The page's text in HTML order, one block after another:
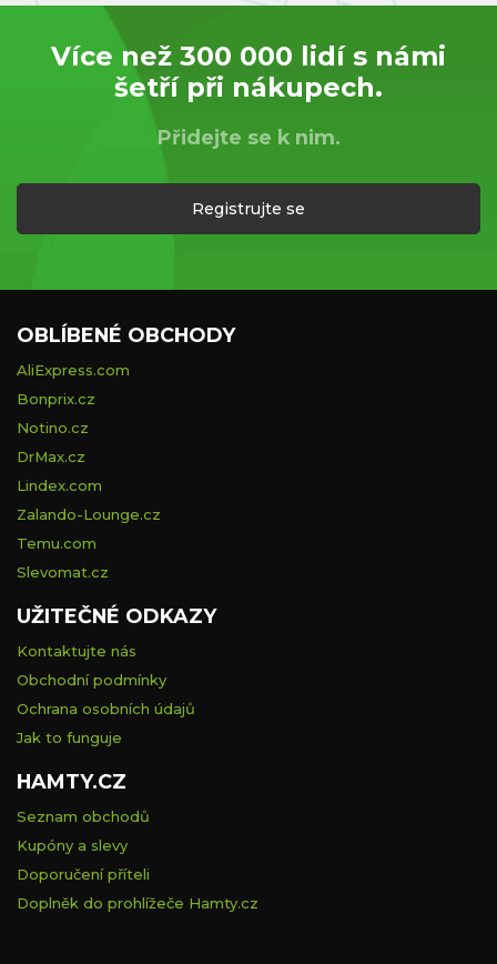
Více než 300 000 lidí s námi
šetří při nákupech.
Přidejte se k nim.
Registrujte se
OBLÍBENÉ OBCHODY
AliExpress.com
Bonprix.cz
Notino.cz
DrMax.cz
Lindex.com
Zalando-Lounge.cz
Temu.com
Slevomat.cz
UŽITEČNÉ ODKAZY
Kontaktujte nás
Obchodní podmínky
Ochrana osobních údajů
Jak to funguje
HAMTY.CZ
Seznam obchodů
Kupóny a slevy
Doporučení příteli
Doplněk do prohlížeče Hamty.cz